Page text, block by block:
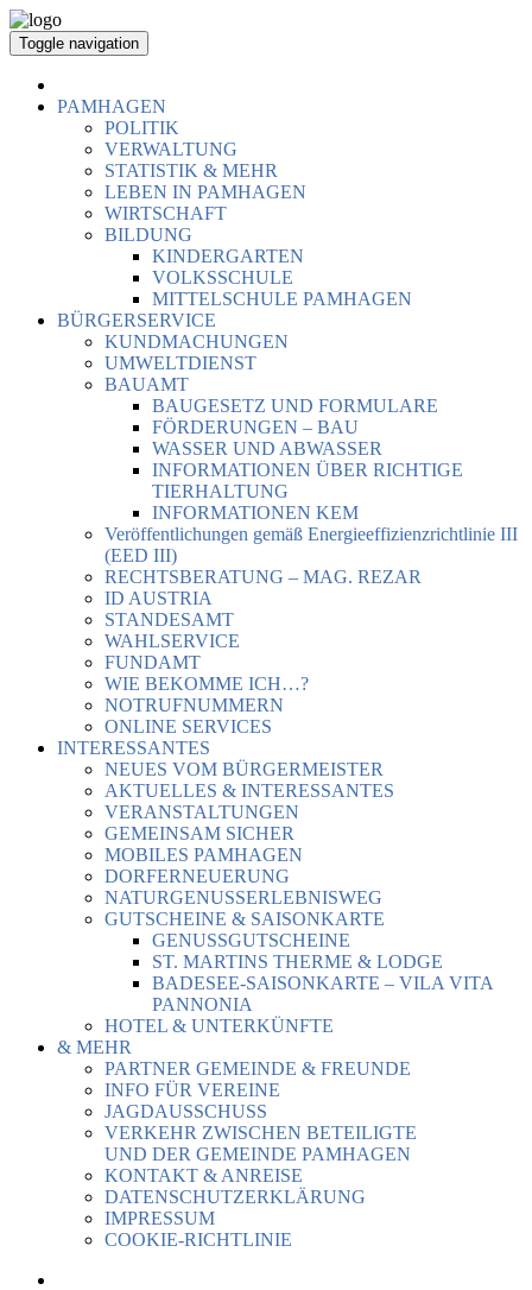
Toggle navigation
PAMHAGEN
POLITIK
VERWALTUNG
STATISTIK & MEHR
LEBEN IN PAMHAGEN
WIRTSCHAFT
BILDUNG
KINDERGARTEN
VOLKSSCHULE
MITTELSCHULE PAMHAGEN
BÜRGERSERVICE
KUNDMACHUNGEN
UMWELTDIENST
BAUAMT
BAUGESETZ UND FORMULARE
FÖRDERUNGEN – BAU
WASSER UND ABWASSER
INFORMATIONEN ÜBER RICHTIGE
TIERHALTUNG
INFORMATIONEN KEM
Veröffentlichungen gemäß Energieeffizienzrichtlinie III
(EED III)
RECHTSBERATUNG – MAG. REZAR
ID AUSTRIA
STANDESAMT
WAHLSERVICE
FUNDAMT
WIE BEKOMME ICH…?
NOTRUFNUMMERN
ONLINE SERVICES
INTERESSANTES
NEUES VOM BÜRGERMEISTER
AKTUELLES & INTERESSANTES
VERANSTALTUNGEN
GEMEINSAM SICHER
MOBILES PAMHAGEN
DORFERNEUERUNG
NATURGENUSSERLEBNISWEG
GUTSCHEINE & SAISONKARTE
GENUSSGUTSCHEINE
ST. MARTINS THERME & LODGE
BADESEE-SAISONKARTE – VILA VITA
PANNONIA
HOTEL & UNTERKÜNFTE
& MEHR
PARTNER GEMEINDE & FREUNDE
INFO FÜR VEREINE
JAGDAUSSCHUSS
VERKEHR ZWISCHEN BETEILIGTE
UND DER GEMEINDE PAMHAGEN
KONTAKT & ANREISE
DATENSCHUTZERKLÄRUNG
IMPRESSUM
COOKIE-RICHTLINIE